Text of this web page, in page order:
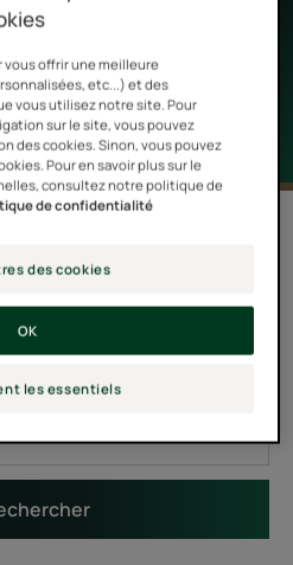
leur confère à la fois des
et olfactives.
cheveux"
gamme ou type de
vous offrir une meilleure
etc...) et des
vous utilisez notre site. Pour
sur le site, vous pouvez
des cookies. Sinon, vous pouvez
Pour en savoir plus sur le
consultez notre politique de
de confidentialité
des cookies
les essentiels
OK